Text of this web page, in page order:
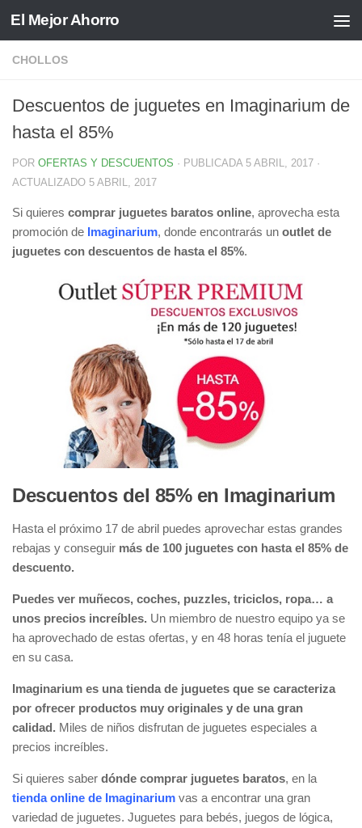
Saltar al contenido
El Mejor Ahorro
CHOLLOS
Descuentos de juguetes en Imaginarium de
hasta el 85%
POR OFERTAS Y DESCUENTOS · PUBLICADA 5 ABRIL, 2017 ·
ACTUALIZADO 5 ABRIL, 2017
Si quieres comprar juguetes baratos online, aprovecha esta
promoción de Imaginarium, donde encontrarás un outlet de
juguetes con descuentos de hasta el 85%.
Descuentos del 85% en Imaginarium
Hasta el próximo 17 de abril puedes aprovechar estas grandes
rebajas y conseguir más de 100 juguetes con hasta el 85% de
descuento.
Puedes ver muñecos, coches, puzzles, triciclos, ropa… a
unos precios increíbles. Un miembro de nuestro equipo ya se
ha aprovechado de estas ofertas, y en 48 horas tenía el juguete
en su casa.
Imaginarium es una tienda de juguetes que se caracteriza
por ofrecer productos muy originales y de una gran
calidad. Miles de niños disfrutan de juguetes especiales a
precios increíbles.
Si quieres saber dónde comprar juguetes baratos, en la
tienda online de Imaginarium vas a encontrar una gran
variedad de juguetes. Juguetes para bebés, juegos de lógica,